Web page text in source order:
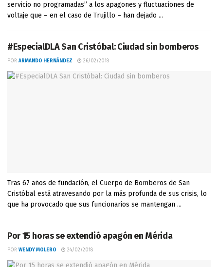
servicio no programadas” a los apagones y fluctuaciones de
voltaje que – en el caso de Trujillo – han dejado ...
#EspecialDLA San Cristóbal: Ciudad sin bomberos
POR ARMANDO HERNÁNDEZ 26/02/2018
Tras 67 años de fundación, el Cuerpo de Bomberos de San
Cristóbal está atravesando por la más profunda de sus crisis, lo
que ha provocado que sus funcionarios se mantengan ...
Por 15 horas se extendió apagón en Mérida
POR WENDY MOLERO 24/02/2018